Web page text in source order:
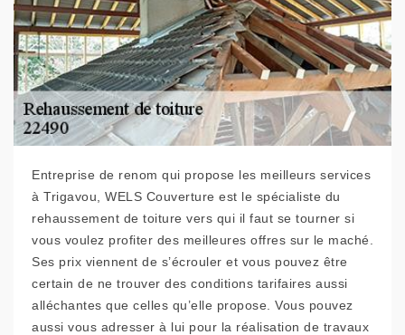
Entreprise de renom qui propose les meilleurs services
à Trigavou, WELS Couverture est le spécialiste du
rehaussement de toiture vers qui il faut se tourner si
vous voulez profiter des meilleures offres sur le maché.
Ses prix viennent de s’écrouler et vous pouvez être
certain de ne trouver des conditions tarifaires aussi
alléchantes que celles qu’elle propose. Vous pouvez
aussi vous adresser à lui pour la réalisation de travaux